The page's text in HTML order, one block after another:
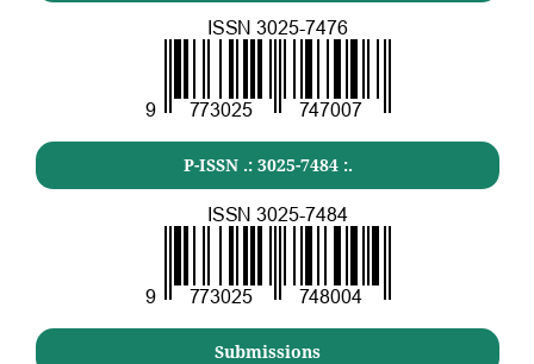
P-ISSN .: 3025-7484:.
Submissions